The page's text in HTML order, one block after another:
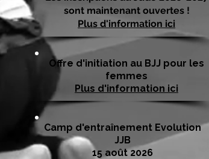
sont maintenant ouvertes !
Plus d'information ici
Offre d'initiation au BJJ pour les
femmes
Plus d'information ici
Camp d'entraînement Evolution
JJB
15 août 2026